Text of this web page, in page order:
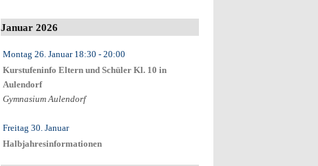
Januar 2026
Montag 26. Januar18:30 - 20:00
Kurstufeninfo Eltern und Schüler Kl. 10 in
Aulendorf
Gymnasium Aulendorf
Freitag 30. Januar
Halbjahresinformationen